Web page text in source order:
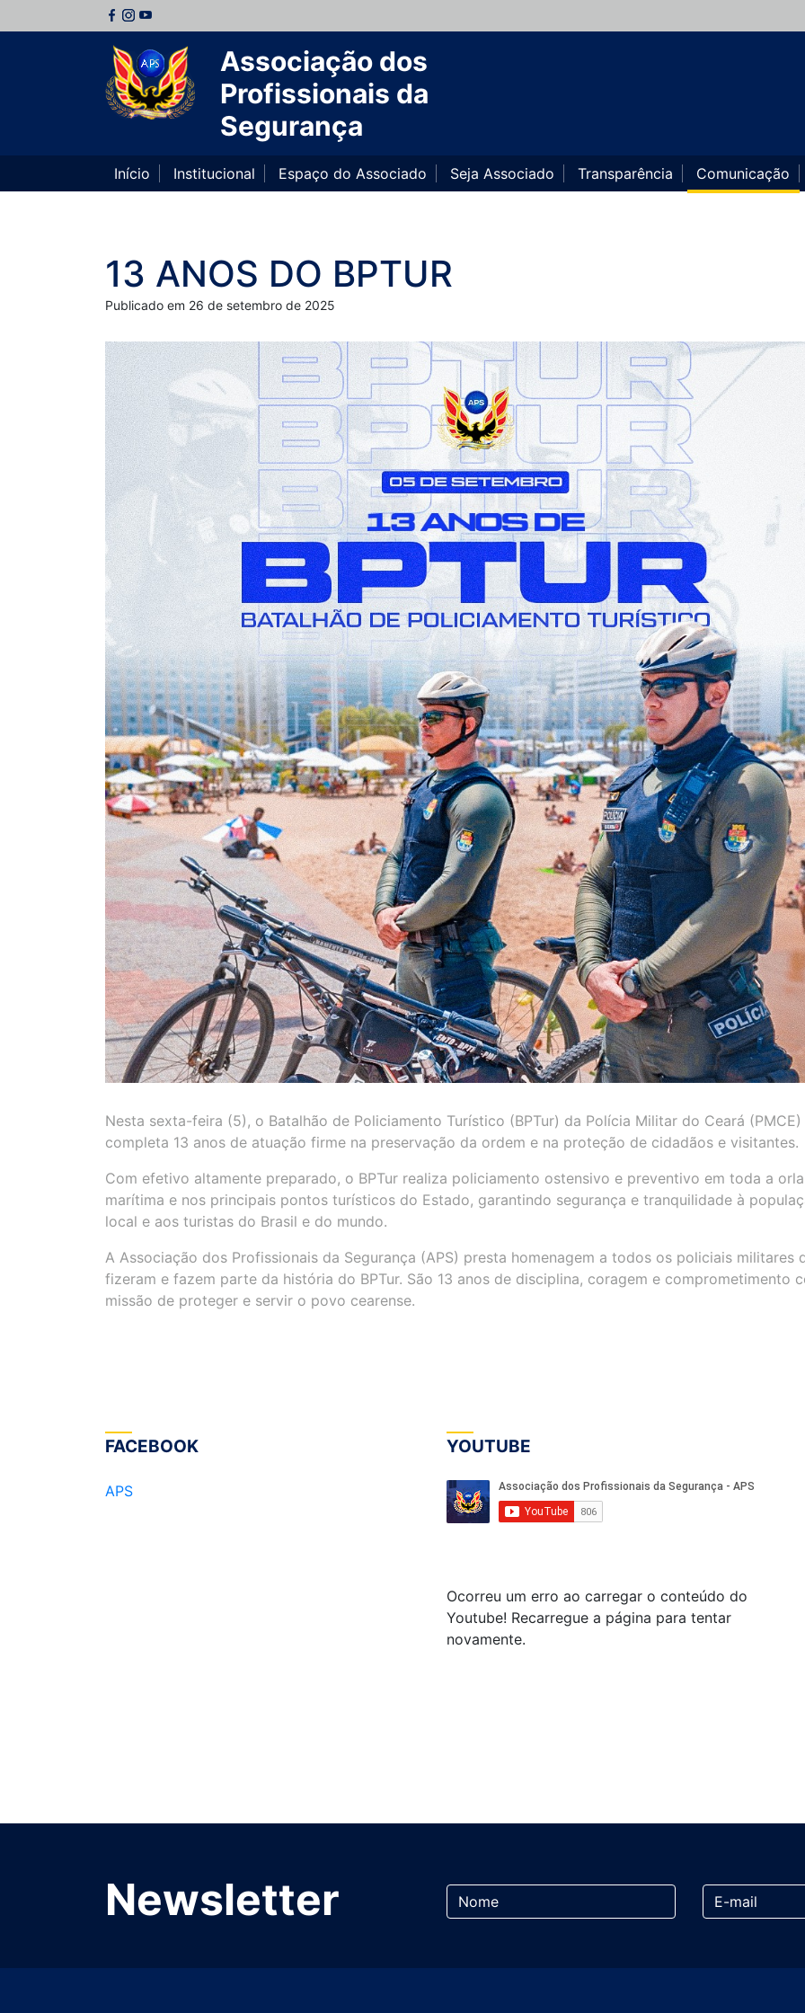
Associação dos
Profissionais da
Segurança
Início Institucional Espaço do Associado Seja Associado Transparência Comunicação
13 ANOS DO BPTUR
Publicado em 26 de setembro de 2025
Nesta sexta-feira (5), o Batalhão de Policiamento Turístico (BPTur) da Polícia Militar do Ceará (PMCE)
completa 13 anos de atuação firme na preservação da ordem e na proteção de cidadãos e visitantes.
Com efetivo altamente preparado, o BPTur realiza policiamento ostensivo e preventivo em toda a orla
marítima e nos principais pontos turísticos do Estado, garantindo segurança e tranquilidade à
local e aos turistas do Brasil e do mundo.
A Associação dos Profissionais da Segurança (APS) presta homenagem a todos os policiais militares
fizeram e fazem parte da história do BPTur. São 13 anos de disciplina, coragem e comprometimento
missão de proteger e servir o povo cearense.
FACEBOOK
APS
YOUTUBE
Ocorreu um erro ao carregar o conteúdo do
Youtube! Recarregue a página para tentar
novamente.
Newsletter